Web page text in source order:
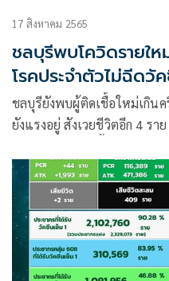
17 สิงหาคม 2565
ชลบุรีพบโควิดรายใ
โรคประจำตัวไม่ฉีด
ชลบุรียังพบผู้ติดเชื้อใหม่เกิน
ยังแรงอยู่ สังเวยชีวิตอีก 4 รา